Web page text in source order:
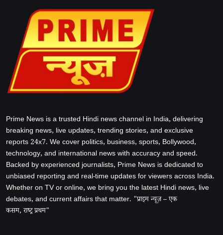
Prime News is a trusted Hindi news channel in India, delivering
breaking news, live updates, trending stories, and exclusive
reports 24x7. We cover politics, business, sports, Bollywood,
technology, and international news with accuracy and speed.
Backed by experienced journalists, Prime News is dedicated to
unbiased reporting and real-time updates for viewers across India.
Whether on TV or online, we bring you the latest Hindi news, live
debates, and current affairs that matter. "प्राइम न्यूज़ – एक
कसम, राष्ट्र प्रथम"